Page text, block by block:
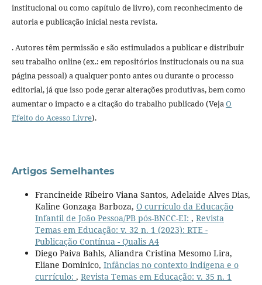
institucional ou como capítulo de livro), com reconhecimento de
autoria e publicação inicial nesta revista.
. Autores têm permissão e são estimulados a publicar e distribuir
seu trabalho online (ex.: em repositórios institucionais ou na sua
página pessoal) a qualquer ponto antes ou durante o processo
editorial, já que isso pode gerar alterações produtivas, bem como
aumentar o impacto e a citação do trabalho publicado (VejaO
Efeito do Acesso Livre).
Artigos Semelhantes
Francineide Ribeiro Viana Santos, Adelaide Alves Dias,
Kaline Gonzaga Barboza, O currículo da Educação
Infantil de João Pessoa/PB pós-BNCC-EI: , Revista
Temas em Educação: v. 32 n. 1 (2023): RTE -
Publicação Contínua - Qualis A4
Diego Paiva Bahls, Aliandra Cristina Mesomo Lira,
Eliane Dominico, Infâncias no contexto indígena e o
currículo: , Revista Temas em Educação: v. 35 n. 1